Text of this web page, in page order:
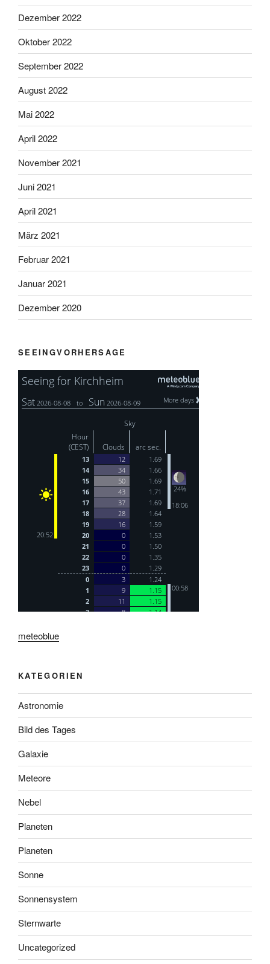
Dezember 2022
Oktober 2022
September 2022
August 2022
Mai 2022
April 2022
November 2021
Juni 2021
April 2021
März 2021
Februar 2021
Januar 2021
Dezember 2020
SEEINGVORHERSAGE
meteoblue
KATEGORIEN
Astronomie
Bild des Tages
Galaxie
Meteore
Nebel
Planeten
Planeten
Sonne
Sonnensystem
Sternwarte
Uncategorized